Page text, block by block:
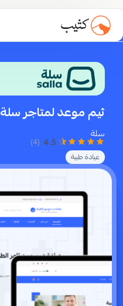
ثيم موعد لمتاجر سلة
سلة
4.5
(4)
عيادة طبية